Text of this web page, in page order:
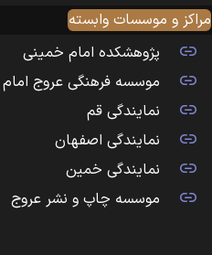
مراکز و موسسات وابسته
پژوهشکده امام خمینی
موسسه فرهنگی عروج امام
نمایندگی قم
نمایندگی اصفهان
نمایندگی خمین
موسسه چاپ و نشر عروج